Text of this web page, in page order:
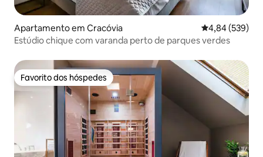
Apartamento em Cracóvia Classificação
4,84 (539)
Estúdio chique com varanda perto de parques verdes
Favorito dos hóspedes
Favorito dos hóspedes